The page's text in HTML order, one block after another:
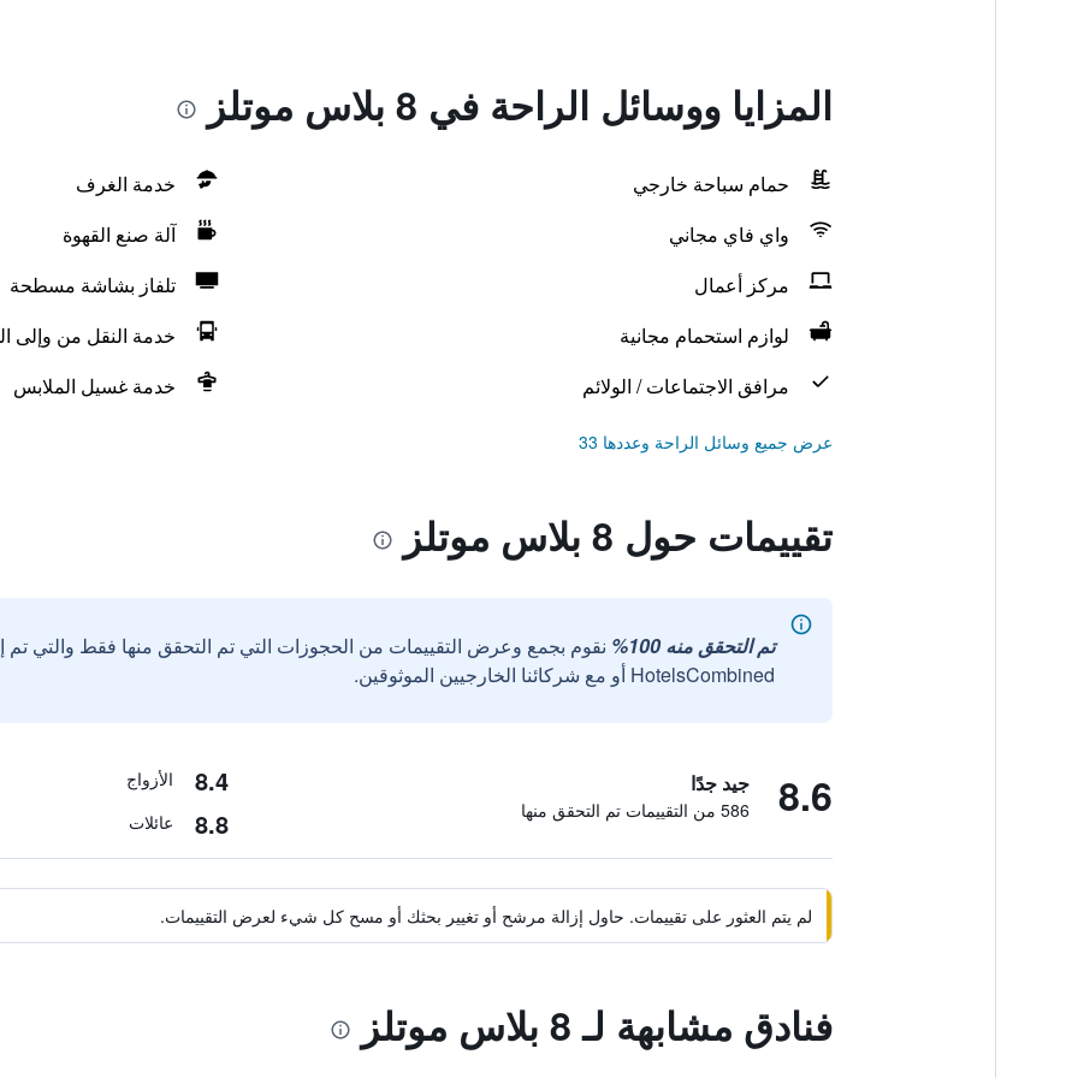
المزايا ووسائل الراحة في 8 بلاس موتلز
حمام سباحة خارجي
خدمة الغرف
واي فاي مجاني
آلة صنع القهوة
مركز أعمال
تلفاز بشاشة مسطحة
لوازم استحمام مجانية
خدمة النقل من وإلى
مرافق الاجتماعات / الولائم
خدمة غسيل الملابس
عرض جميع وسائل الراحة وعددها 33
تقييمات حول 8 بلاس موتلز
تم التحقق منه 100%
نقوم بجمع وعرض التقييمات من الحجوزات التي تم التحقق منها فقط والتي
HotelsCombined أو مع شركائنا الخارجيين الموثوقين.
8.6 جيد جدًا
586 من التقييمات تم التحقق منها
8.4 الأزواج
8.8 عائلات
لم يتم العثور على تقييمات. حاول إزالة مرشح أو تغيير بحثك أو مسح كل شيء لعرض التقييمات.
فنادق مشابهة لـ 8 بلاس موتلز